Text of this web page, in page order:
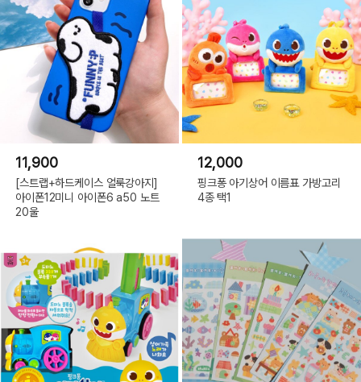
11,900
[스트랩+하드케이스 얼룩강아지]
아이폰12미니 아이폰6 a50 노트
20울
12,000
핑크퐁 아기상어 이름표 가방고리
4종 택1